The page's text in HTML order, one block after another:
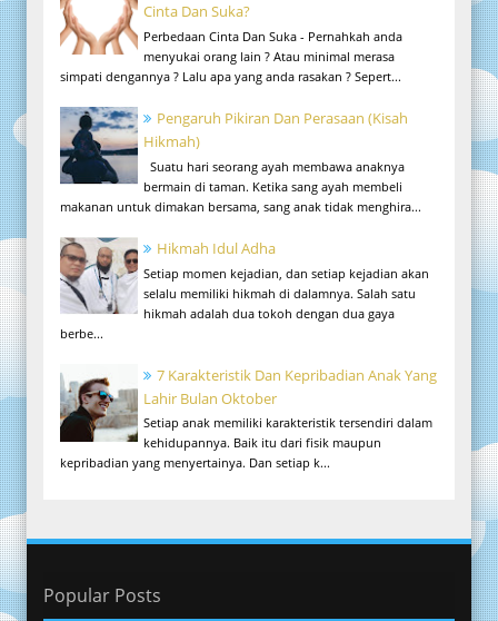
Cinta Dan Suka?
Perbedaan Cinta Dan Suka - Pernahkah anda
menyukai orang lain ? Atau minimal merasa
simpati dengannya ? Lalu apa yang anda rasakan ? Sepert...
Pengaruh Pikiran Dan Perasaan (Kisah
Hikmah)
Suatu hari seorang ayah membawa anaknya
bermain di taman. Ketika sang ayah membeli
makanan untuk dimakan bersama, sang anak tidak menghira...
Hikmah Idul Adha
Setiap momen kejadian, dan setiap kejadian akan
selalu memiliki hikmah di dalamnya. Salah satu
hikmah adalah dua tokoh dengan dua gaya
berbe...
7 Karakteristik Dan Kepribadian Anak Yang
Lahir Bulan Oktober
Setiap anak memiliki karakteristik tersendiri dalam
kehidupannya. Baik itu dari fisik maupun
kepribadian yang menyertainya. Dan setiap k...
Popular Posts